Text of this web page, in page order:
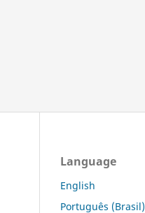
Language
English
Português (Brasil)